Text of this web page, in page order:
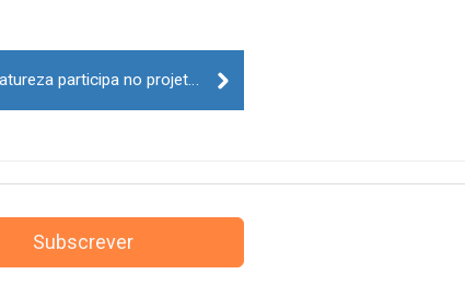
Associação de Transumância e Natureza participa no projeto “LIFE Aegypius Return”
Subscrever